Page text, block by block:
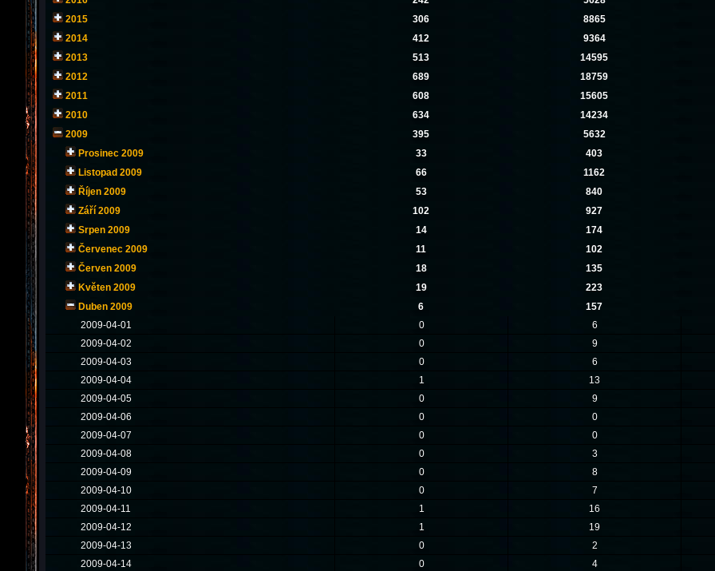
2015
306
8865
2014
412
9364
2013
513
14595
2012
689
18759
2011
608
15605
2010
634
14234
2009
395
5632
Prosinec 2009
33
403
Listopad 2009
66
1162
Říjen 2009
53
840
Září 2009
102
927
Srpen 2009
14
174
Červenec 2009
11
102
Červen 2009
18
135
Květen 2009
19
223
Duben 2009
6
157
2009-04-01
0
6
2009-04-02
0
9
2009-04-03
0
6
2009-04-04
1
13
2009-04-05
0
9
2009-04-06
0
0
2009-04-07
0
0
2009-04-08
0
3
2009-04-09
0
8
2009-04-10
0
7
2009-04-11
1
16
2009-04-12
1
19
2009-04-13
0
2
2009-04-14
0
4